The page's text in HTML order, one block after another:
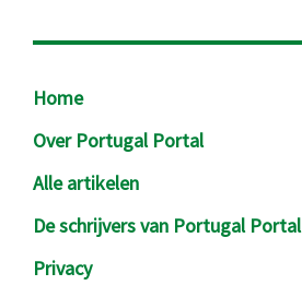
Footer
Home
Over Portugal Portal
Alle artikelen
De schrijvers van Portugal Portal
Privacy